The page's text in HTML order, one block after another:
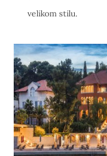
velikom stilu.